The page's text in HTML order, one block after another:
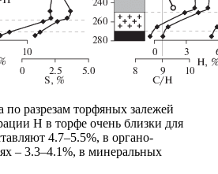
по разрезам торфяных залежей
Н в торфе очень близки для
4.7–5.5%, в органо-
– 3.3–4.1%, в минеральных